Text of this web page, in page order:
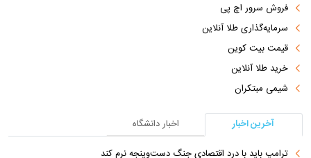
فروش سرور اچ پی
سرمایه‌گذاری طلا آنلاین
قیمت بیت کوین
خرید طلا آنلاین
شیمی مبتکران
آخرین اخبار
اخبار دانشگاه
ترامپ باید با درد اقتصادیِ جنگ دست‌و‌پنجه نرم کند